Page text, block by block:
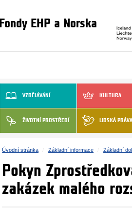
Fondy EHP a Norska
VZDĚLÁVÁNÍ KULTURA
ŽIVOTNÍ PROSTŘEDÍ LIDSKÁ PRÁVA
Úvodní stránka Základní informace Základní
Pokyn
zakázek malého